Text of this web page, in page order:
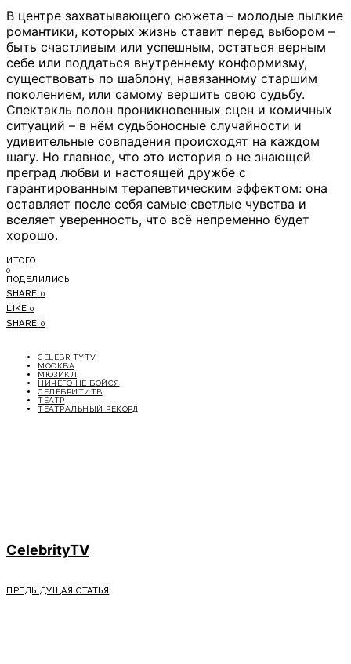
В центре захватывающего сюжета – молодые пылкие
романтики, которых жизнь ставит перед выбором –
быть счастливым или успешным, остаться верным
себе или поддаться внутреннему конформизму,
существовать по шаблону, навязанному старшим
поколением, или самому вершить свою судьбу.
Спектакль полон проникновенных сцен и комичных
ситуаций – в нём судьбоносные случайности и
удивительные совпадения происходят на каждом
шагу. Но главное, что это история о не знающей
преград любви и настоящей дружбе с
гарантированным терапевтическим эффектом: она
оставляет после себя самые светлые чувства и
вселяет уверенность, что всё непременно будет
хорошо.
ИТОГО
0
ПОДЕЛИЛИСЬ
SHARE 0
LIKE 0
SHARE 0
CELEBRITYTV
МОСКВА
МЮЗИКЛ
НИЧЕГО НЕ БОЙСЯ
СЕЛЕБРИТИТВ
ТЕАТР
ТЕАТРАЛЬНЫЙ РЕКОРД
CelebrityTV
ПРЕДЫДУЩАЯ СТАТЬЯ